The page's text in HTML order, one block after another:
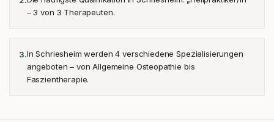
– 3 von 3 Therapeuten.
3.In Schriesheim werden 4 verschiedene Spezialisierungen
angeboten – von Allgemeine Osteopathie bis
Faszientherapie.